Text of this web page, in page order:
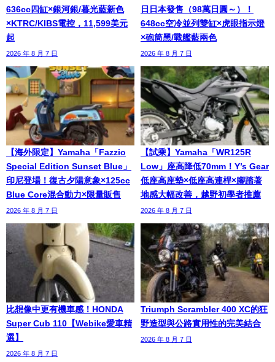
636cc四缸×銀河銀/暮光藍新色
×KTRC/KIBS電控，11,599美元
起
2026 年 8 月 7 日
日日本發售（98萬日圓～）！
648cc空冷並列雙缸×虎眼指示燈
×砲筒黑/戰艦藍兩色
2026 年 8 月 7 日
【海外限定】Yamaha「Fazzio
Special Edition Sunset Blue」
印尼登場！復古夕陽意象×125cc
Blue Core混合動力×限量販售
2026 年 8 月 7 日
【試乘】Yamaha「WR125R
Low」座高降低70mm！Y’s Gear
低座高座墊×低座高連桿×腳踏著
地感大幅改善，越野初學者推薦
2026 年 8 月 7 日
比想像中更有機車感！HONDA
Super Cub 110【Webike愛車精
選】
2026 年 8 月 7 日
Triumph Scrambler 400 XC的狂
野造型與公路實用性的完美結合
2026 年 8 月 7 日